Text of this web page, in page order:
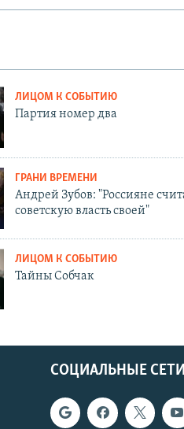
ЛИЦОМ К СОБЫТИЮ
Партия номер два
ГРАНИ ВРЕМЕНИ
Андрей Зубов: "Россияне
советскую власть своей"
ЛИЦОМ К СОБЫТИЮ
Тайны Собчак
СОЦИАЛЬНЫЕ СЕТИ